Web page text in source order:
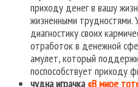
приходу денег в вашу
жизненными трудностями.
диагностику своих
отработок в денежной
амулет, который
поспособствует приходу
чудна играчка«В мире